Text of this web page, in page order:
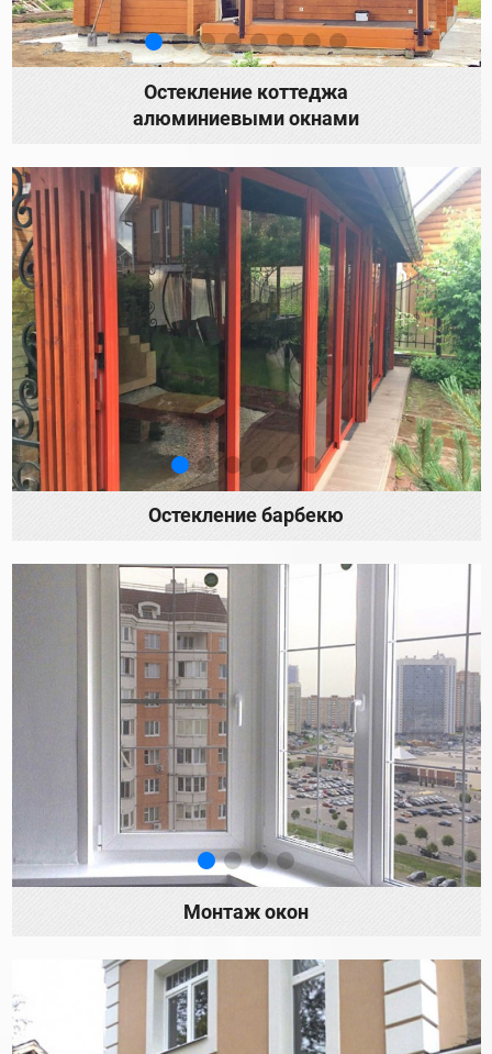
Остекление коттеджа
алюминиевыми окнами
Остекление барбекю
Монтаж окон